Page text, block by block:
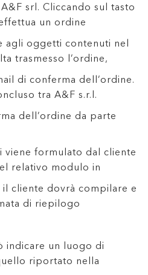
srl. Cliccando sul tasto
un ordine
agli oggetti contenuti nel
trasmesso l’ordine,
di conferma dell’ordine.
tra A&F s.r.l.
dell’ordine da parte
viene formulato dal cliente
relativo modulo in
cliente dovrà compilare e
di riepilogo
indicare un luogo di
riportato nella